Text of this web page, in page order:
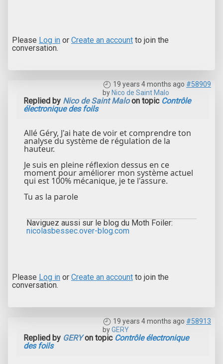
Please Log in or Create an account to join the
conversation.
19 years 4 months ago #58909
by Nico de Saint Malo
Replied by Nico de Saint Maloon topic Contrôle
électronique des foils
Allé Géry, J'ai hate de voir et comprendre ton
analyse du système de régulation de la
hauteur.
Je suis en pleine réflexion dessus en ce
moment pour améliorer mon système actuel
qui est 100% mécanique, je te l'assure.
Tu as la parole
Naviguez aussi sur le blog du Moth Foiler:
nicolasbessec.over-blog.com
Please Log in or Create an account to join the
conversation.
19 years 4 months ago #58913
byGERY
Replied by GERYon topic Contrôle électronique
des foils